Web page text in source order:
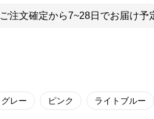
ご注文確定から7~28日でお届け予
グレー ピンク ライトブルー